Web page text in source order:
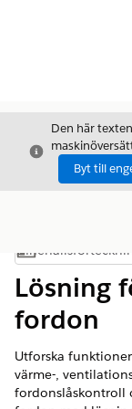
Stäng
Den här
Byt till
Visa
Lösning
fordon
Utforska
värme-,
fordonslåskontroll